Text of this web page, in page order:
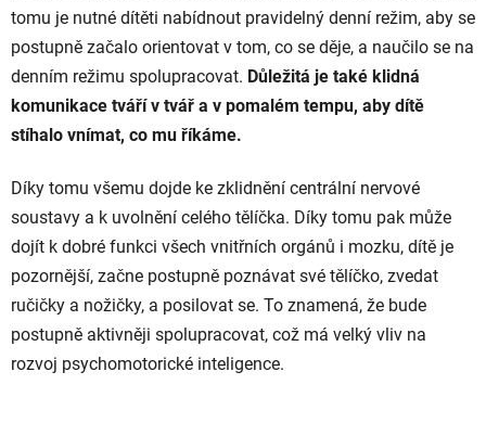
tomu je nutné dítěti nabídnout pravidelný denní režim, aby se
postupně začalo orientovat v tom, co se děje, a naučilo se na
denním režimu spolupracovat. Důležitá je také klidná
komunikace tváří v tvář a v pomalém tempu, aby dítě
stíhalo vnímat, co mu říkáme.
Díky tomu všemu dojde ke zklidnění centrální nervové
soustavy a k uvolnění celého tělíčka. Díky tomu pak může
dojít k dobré funkci všech vnitřních orgánů i mozku, dítě je
pozornější, začne postupně poznávat své tělíčko, zvedat
ručičky a nožičky, a posilovat se. To znamená, že bude
postupně aktivněji spolupracovat, což má velký vliv na
rozvoj psychomotorické inteligence.